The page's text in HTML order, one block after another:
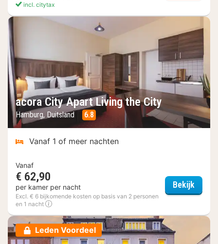
incl. citytax
acora City Apart Living the City
Hamburg, Duitsland 6.8
Vanaf 1 of meer nachten
Vanaf
€ 62,90
per kamer per nacht
Excl. € 6 bijkomende kosten op basis van 2 personen
en 1 nacht
Bekijk
Leden Voordeel